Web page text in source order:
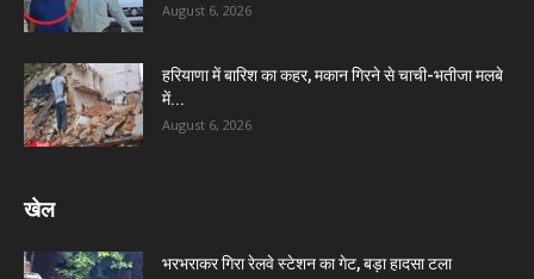
August 6, 2026
हरियाणा में बारिश का कहर, मकान गिरने से चाची-भतीजा मलबे
में...
August 6, 2026
खेल
भरभराकर गिरा रेलवे स्टेशन का गेट, बड़ा हादसा टला